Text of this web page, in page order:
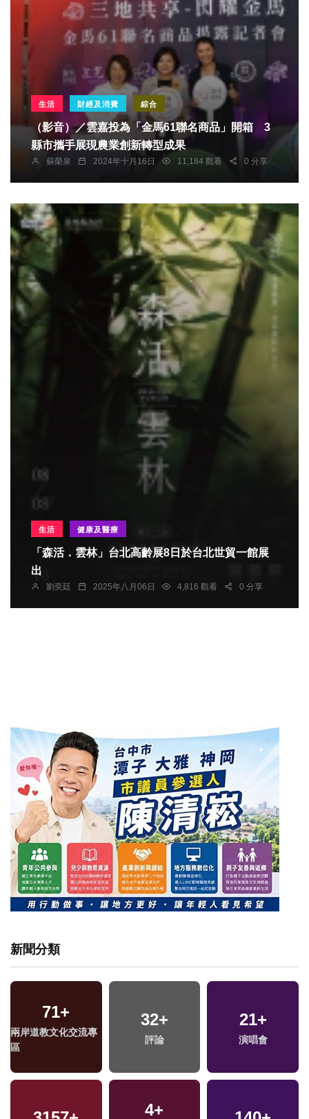
生活 財經及消費 綜合
（影音）／雲嘉投為「金馬61聯名商品」開箱 3
縣市攜手展現農業創新轉型成果
蘇榮泉 2024年十月16日 11,184 觀看 0 分享
生活 健康及醫療
「森活．雲林」台北高齡展8日於台北世貿一館展
出
劉奕廷 2025年八月06日 4,816 觀看 0 分享
新聞分類
71+
兩岸道教文化交流專
區
32+
評論
21+
演唱會
4+